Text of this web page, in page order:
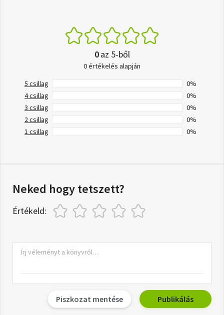
0az 5-ből
0 értékelés alapján
5 csillag
0%
4 csillag
0%
3 csillag
0%
2 csillag
0%
1 csillag
0%
Neked hogy tetszett?
Értékeld:
Piszkozat mentése Publikálás